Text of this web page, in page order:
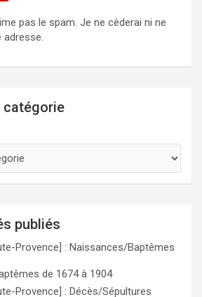
pas le spam. Je ne cèderai ni ne
adresse.
catégorie
publiés
Provence] : Naissances/Baptêmes
de 1674 à 1904
Provence] : Décès/Sépultures